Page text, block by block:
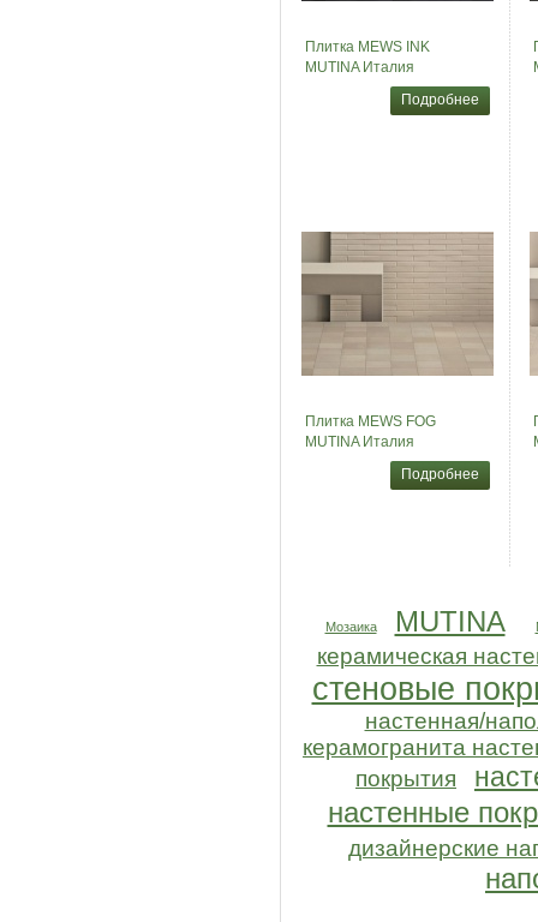
Плитка MEWS INK
MUTINA Италия
Подробнее
Плитка MEWS FOG
MUTINA Италия
Подробнее
Мозаика MUTINA
керамическая
стеновые
настенная/
керамогранита
покрытия
настенные
дизайнерские